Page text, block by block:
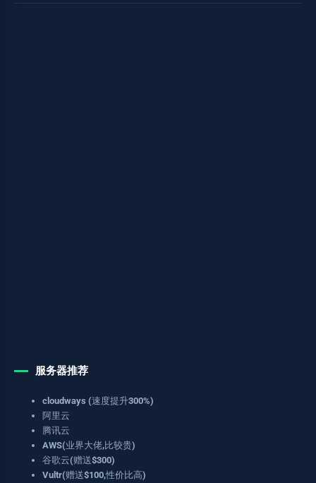
服务器推荐
cloudways (速度提升300%)
阿里云
腾讯云
AWS(业界大佬,比较贵)
谷歌云(赠送$300)
Vultr(赠送$100,性价比高)